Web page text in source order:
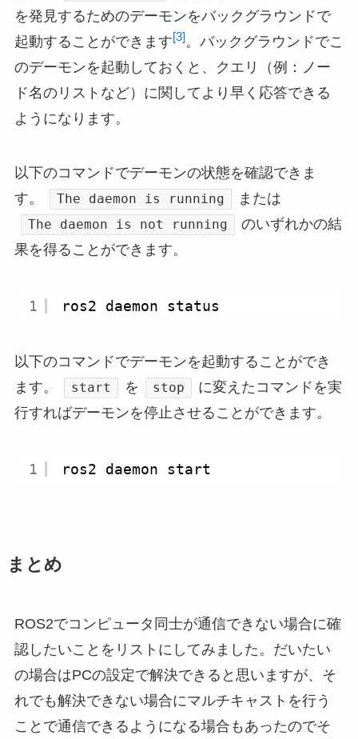
を発見するためのデーモンをバックグラウンドで
起動することができます[3]。バックグラウンドでこ
のデーモンを起動しておくと、クエリ（例：ノー
ド名のリストなど）に関してより早く応答できる
ようになります。
以下のコマンドでデーモンの状態を確認できま
す。
The daemon is running または
The daemon is not running
のいずれかの結
果を得ることができます。
1 ros2 daemon status
以下のコマンドでデーモンを起動することができ
ます。
start を stop
に変えたコマンドを実
行すればデーモンを停止させることができます。
1 ros2 daemon start
まとめ
ROS2でコンピュータ同士が通信できない場合に確
認したいことをリストにしてみました。だいたい
の場合はPCの設定で解決できると思いますが、そ
れでも解決できない場合にマルチキャストを行う
ことで通信できるようになる場合もあったのでそ